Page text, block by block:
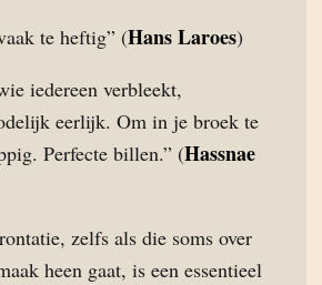
te heftig” (Hans Laroes)
iedereen verbleekt,
eerlijk. Om in je broek te
Perfecte billen.” (Hassnae
zelfs als die soms over
heen gaat, is een essentieel